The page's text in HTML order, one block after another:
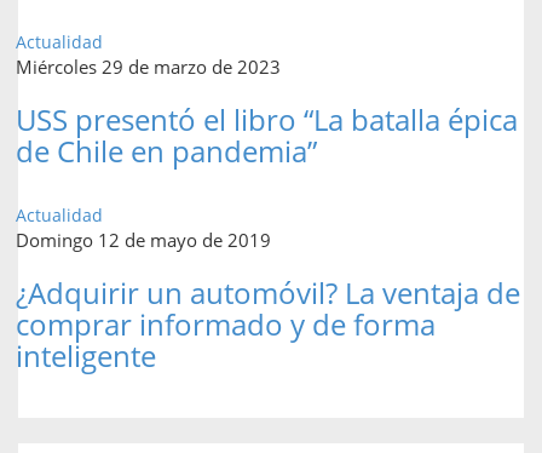
Actualidad
Miércoles 29 de marzo de 2023
USS presentó el libro “La batalla épica
de Chile en pandemia”
Actualidad
Domingo 12 de mayo de 2019
¿Adquirir un automóvil? La ventaja de
comprar informado y de forma
inteligente